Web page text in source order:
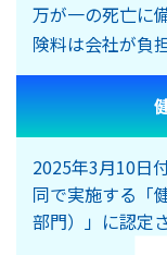
万が一の死亡に
険料は会社が負
2025年3月10日
同で実施する「
部門）」に認定